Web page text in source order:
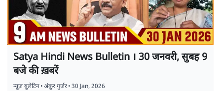
Satya Hindi News Bulletin । 30 जनवरी, सुबह 9
बजे की ख़बरें
न्यूज़ बुलेटिन•अंकुर गुर्जर•30 Jan, 2026